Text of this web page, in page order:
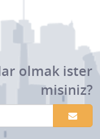
olmak ister
misiniz?